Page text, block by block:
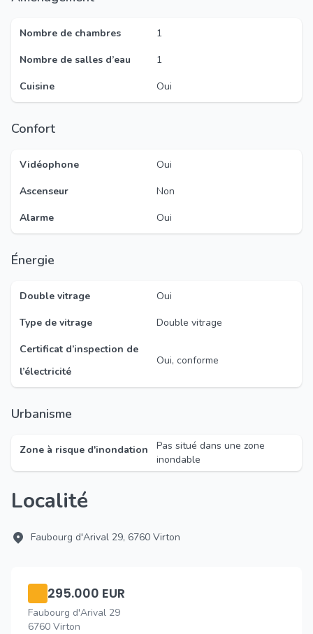
Nombre de chambres
1
Nombre de salles d’eau
1
Cuisine
Oui
Confort
Vidéophone
Oui
Ascenseur
Non
Alarme
Oui
Énergie
Double vitrage
Oui
Type de vitrage
Double vitrage
Certificat d’inspection de
l’électricité
Oui, conforme
Urbanisme
Zone à risque d'inondation
Pas situé dans une zone
inondable
Localité
Faubourg d'Arival 29, 6760 Virton
295.000 EUR
Faubourg d'Arival 29
6760 Virton